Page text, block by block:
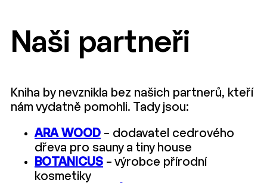
Naši partneři
Kniha by nevznikla bez našich partnerů, kteří
nám vydatně pomohli. Tady jsou:
ARA WOOD – dodavatel cedrového
dřeva pro sauny a tiny house
BOTANICUS – výrobce přírodní
kosmetiky